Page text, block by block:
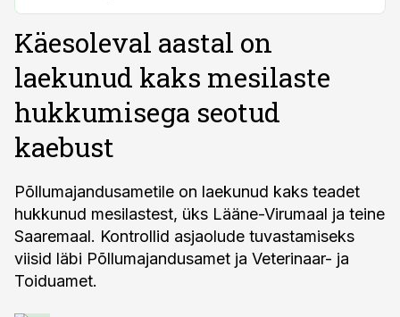
Käesoleval aastal on
laekunud kaks mesilaste
hukkumisega seotud
kaebust
Põllumajandusametile on laekunud kaks teadet
hukkunud mesilastest, üks Lääne-Virumaal ja teine
Saaremaal. Kontrollid asjaolude tuvastamiseks
viisid läbi Põllumajandusamet ja Veterinaar- ja
Toiduamet.